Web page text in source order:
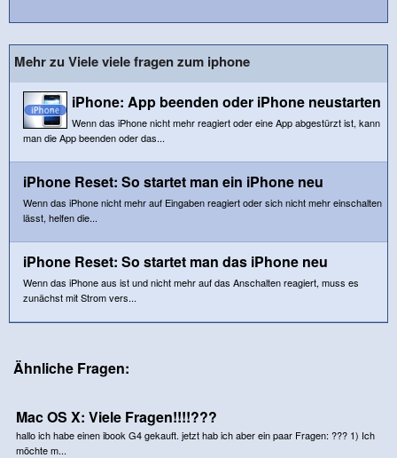
Mehr zu Viele viele fragen zum iphone
iPhone: App beenden oder iPhone neustarten
Wenn das iPhone nicht mehr reagiert oder eine App abgestürzt ist, kann
man die App beenden oder das...
iPhone Reset: So startet man ein iPhone neu
Wenn das iPhone nicht mehr auf Eingaben reagiert oder sich nicht mehr einschalten
lässt, helfen die...
iPhone Reset: So startet man das iPhone neu
Wenn das iPhone aus ist und nicht mehr auf das Anschalten reagiert, muss es
zunächst mit Strom vers...
Ähnliche Fragen:
Mac OS X: Viele Fragen!!!!???
hallo ich habe einen ibook G4 gekauft. jetzt hab ich aber ein paar Fragen: ??? 1) Ich
möchte m...